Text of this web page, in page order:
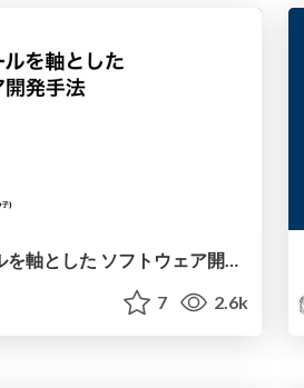
ビジネスルールを軸とした ソフトウェア開発手法 「CCSR」
7 2.6k